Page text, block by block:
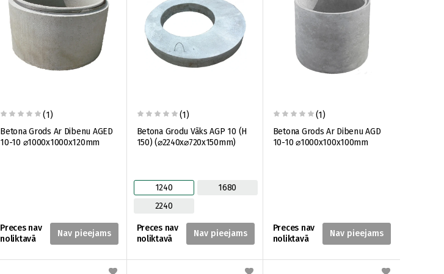
(1)
Betona Grods Ar Dibenu AGED
10-10 ⌀1000x1000x120mm
Preces nav
noliktavā
(1)
Betona Grodu Vāks AGP 10 (H
150) (⌀2240x⌀720x150mm)
1240
1680
2240
Preces nav
noliktavā
(1)
Betona Grods Ar Dibenu AGD
10-10 ⌀1000x100x100mm
Preces nav
noliktavā